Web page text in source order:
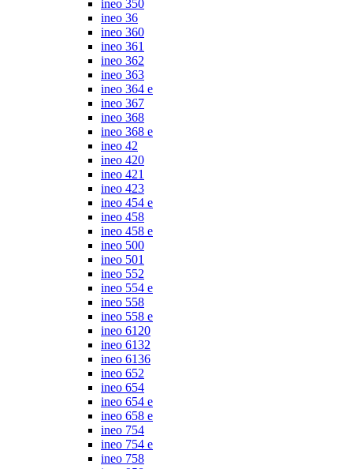
ineo 350
ineo 36
ineo 360
ineo 361
ineo 362
ineo 363
ineo 364 e
ineo 367
ineo 368
ineo 368 e
ineo 42
ineo 420
ineo 421
ineo 423
ineo 454 e
ineo 458
ineo 458 e
ineo 500
ineo 501
ineo 552
ineo 554 e
ineo 558
ineo 558 e
ineo 6120
ineo 6132
ineo 6136
ineo 652
ineo 654
ineo 654 e
ineo 658 e
ineo 754
ineo 754 e
ineo 758